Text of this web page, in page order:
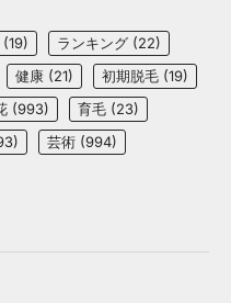
(19) ランキング (22)
健康 (21) 初期脱毛 (19)
(993) 育毛 (23)
芸術 (994)